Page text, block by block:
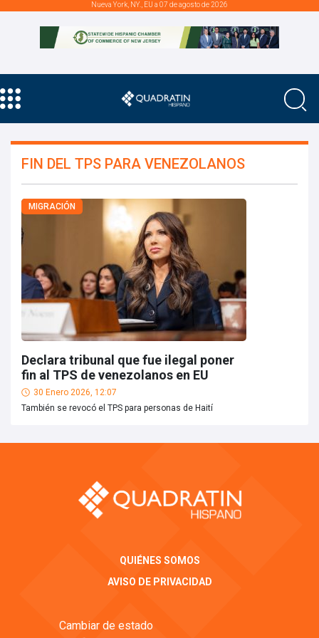
Nueva York, NY., EU a 07 de agosto de 2026
FIN DEL TPS PARA VENEZOLANOS
MIGRACIÓN
Declara tribunal que fue ilegal poner
fin al TPS de venezolanos en EU
30 Enero 2026, 12:07
También se revocó el TPS para personas de Haití
QUIÉNES SOMOS
AVISO DE PRIVACIDAD
Cambiar de estado